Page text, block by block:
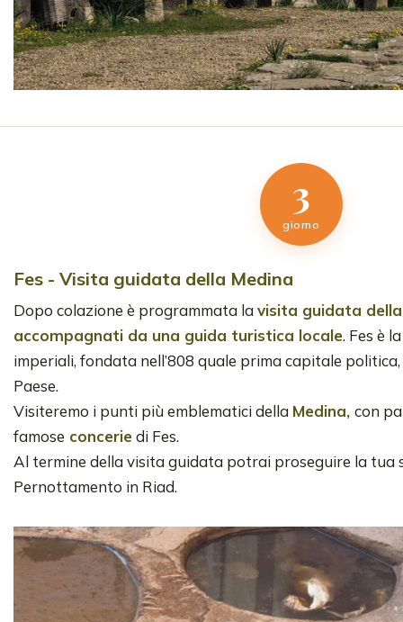
3
giorno
Fes - Visita guidata della Medina
Dopo colazione è programmata lavisita guidata della
accompagnati da una guida turistica locale. Fes è
imperiali, fondata nell’808 quale prima capitale
Paese.
Visiteremo i punti più emblematici della Medina, con
famose conceriedi Fes.
Al termine della visita guidata potrai proseguire la tua
Pernottamento in Riad.